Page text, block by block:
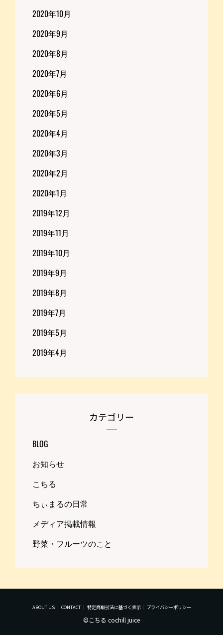
2020年10月
2020年9月
2020年8月
2020年7月
2020年6月
2020年5月
2020年4月
2020年3月
2020年2月
2020年1月
2019年12月
2019年11月
2019年10月
2019年9月
2019年8月
2019年7月
2019年5月
2019年4月
カテゴリー
BLOG
お知らせ
こちる
ちぃまるの日常
メディア掲載情報
野菜・フルーツのこと
ABOUT US｜ CONTACT｜ 特定商取引法に基づく表示｜ プライバシーポリシー
©こちる cochill juice